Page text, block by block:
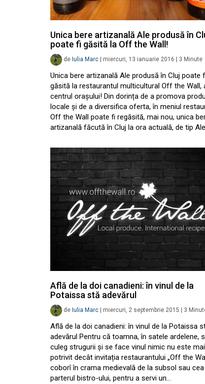
Unica bere artizanală Ale produsă în
poate fi găsită la Off the Wall!
de Iulia Marc miercuri, 13 ianuarie 2016 3 Minute
Unica bere artizanală Ale produsă în Cluj poate
găsită la restaurantul multicultural Off the Wall,
centrul orașului! Din dorința de a promova
locale și de a diversifica oferta, în meniul
Off the Wall poate fi regăsită, mai nou, unica
artizanală făcută în Cluj la ora actuală, de tip
Află de la doi canadieni: în vinul de la
Potaissa stă adevărul
de Iulia Marc miercuri, 2 septembrie 2015 3
Află de la doi canadieni: în vinul de la Potaissa
adevărul Pentru că toamna, în satele ardelene,
culeg strugurii și se face vinul nimic nu este mai
potrivit decât invitația restaurantului „Off the
coborî în crama medievală de la subsol sau
parterul bistro-ului, pentru a servi un…